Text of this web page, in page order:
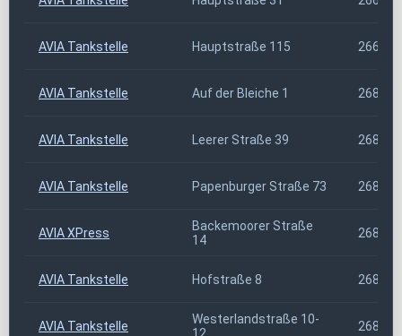
AVIA Tankstelle Hauptstraße 115 26689
AVIA Tankstelle Auf der Bleiche 1 26802
AVIA Tankstelle Leerer Straße 39 26810
AVIA Tankstelle Papenburger Straße 73 26810
AVIA XPress
Backemoorer Straße
14
26817
AVIA Tankstelle Hofstraße 8 26844
AVIA Tankstelle
Westerlandstraße 10-
12
26847